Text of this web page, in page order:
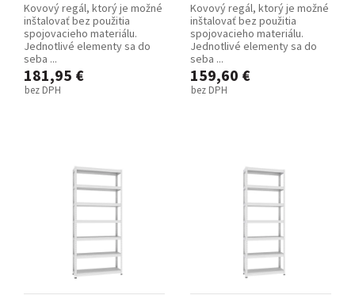
Kovový regál, ktorý je možné
inštalovať bez použitia
spojovacieho materiálu.
Jednotlivé elementy sa do
seba ...
181,95 €
bez DPH
Kovový regál, ktorý je možné
inštalovať bez použitia
spojovacieho materiálu.
Jednotlivé elementy sa do
seba ...
159,60 €
bez DPH